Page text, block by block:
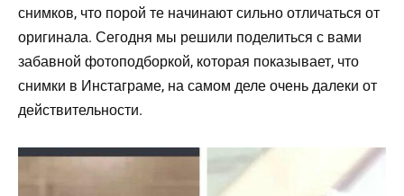
снимков, что порой те начинают сильно отличаться от
оригинала. Сегодня мы решили поделиться с вами
забавной фотоподборкой, которая показывает, что
снимки в Инстаграме, на самом деле очень далеки от
действительности.